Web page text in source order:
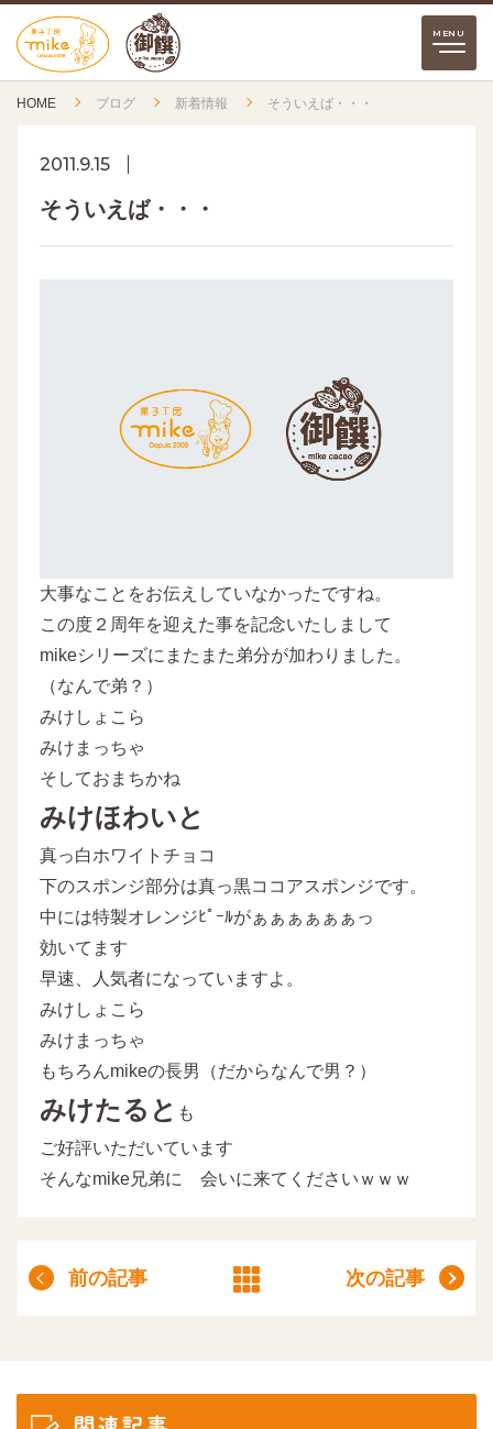
HOME ブログ 新着情報 そういえば・・・
2011.9.15
そういえば・・・
大事なことをお伝えしていなかったですね。
この度２周年を迎えた事を記念いたしまして
mikeシリーズにまたまた弟分が加わりました。
（なんで弟？）
みけしょこら
みけまっちゃ
そしておまちかね
みけほわいと
真っ白ホワイトチョコ
下のスポンジ部分は真っ黒ココアスポンジです。
中には特製オレンジﾋﾟｰﾙがぁぁぁぁぁぁっ
効いてます
早速、人気者になっていますよ。
みけしょこら
みけまっちゃ
もちろんmikeの長男（だからなんで男？）
みけたると も
ご好評いただいています
そんなmike兄弟に 会いに来てくださいｗｗｗ
前の記事 次の記事